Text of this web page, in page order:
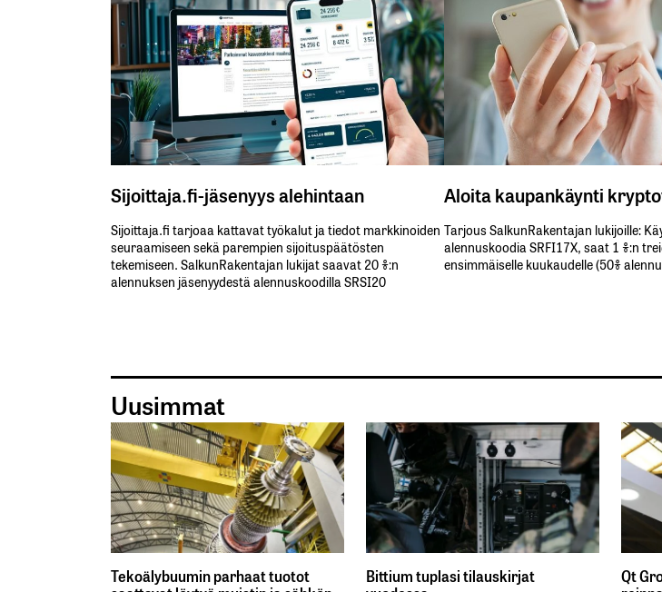
Sijoittaja.fi-jäsenyys alehintaan
Sijoittaja.fi tarjoaa kattavat työkalut ja tiedot markkinoiden
seuraamiseen sekä parempien sijoituspäätösten
tekemiseen. SalkunRakentajan lukijat saavat 20 %:n
alennuksen jäsenyydestä alennuskoodilla SRSI20
Aloita kaupankäynti
Tarjous SalkunRakentajan lukijoille:
alennuskoodia​ ​SRFI17X,​ ​saat​ ​1 %:n
ensimmäiselle​ ​kuukaudelle​ ​(50%​
Uusimmat
Tekoälybuumin parhaat tuotot Bittium tuplasi tilauskirjat Qt